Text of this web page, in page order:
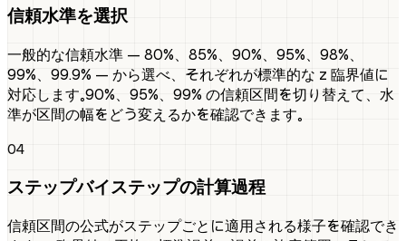
信頼水準を選択
一般的な信頼水準 — 80%、85%、90%、95%、98%、
99%、99.9% — から選べ、それぞれが標準的な z 臨界値に
対応します。90%、95%、99% の信頼区間を切り替えて、水
準が区間の幅をどう変えるかを確認できます。
04
ステップバイステップの計算過程
信頼区間の公式がステップごとに適用される様子を確認でき